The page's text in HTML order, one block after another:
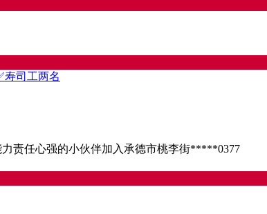
寿司工两名
责任心强的小伙伴加入承德市桃李街*****0377